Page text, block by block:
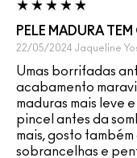
PELE MADURA
22/05/2024 Jaqueline
Umas borrifadas
acabamento
maduras mais leve
pincel antes da
mais, gosto
sobrancelhas e